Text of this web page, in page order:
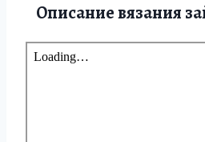
Описание вязания